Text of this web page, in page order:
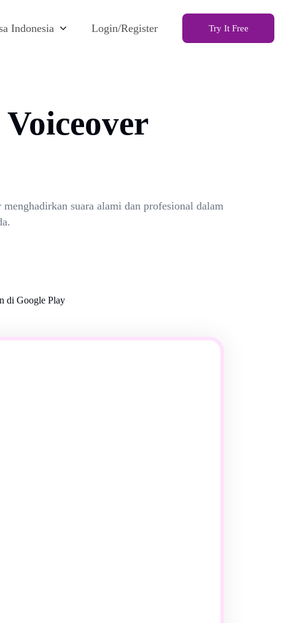
Indonesia Login/Register Try It Free
suara alami dan profesional dalam
di Google Play